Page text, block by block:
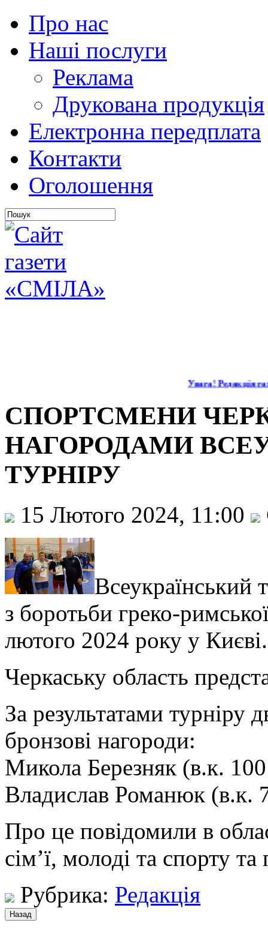
Про нас
Наші послуги
Реклама
Друкована продукція
Електронна передплата
Контакти
Оголошення
Увага! Редакція
СПОРТСМЕНИ
НАГОРОДАМИ
ТУРНІРУ
15 Лютого 2024, 11:00
Всеукраїнський
з боротьби греко-
лютого 2024 року у Києві.
Черкаську область
За результатами турніру
бронзові нагороди:
Микола Березняк (в.к.
Владислав Романюк (в.к.
Про це повідомили в
сім’ї, молоді та спорту
Рубрика: Редакція